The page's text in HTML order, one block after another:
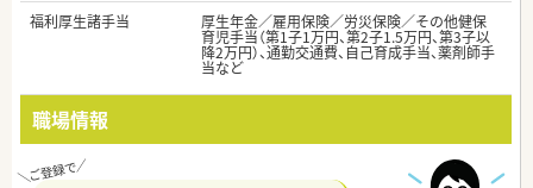
福利厚生諸手当
厚生年金／雇用保険／労災保険／その他健保
育児手当（第1子1万円、第2子1.5万円、第3子以
降2万円）、通勤交通費、自己育成手当、薬剤師手
当など
職場情報